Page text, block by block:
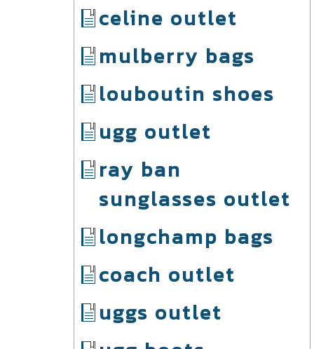
celine outlet
mulberry bags
louboutin shoes
ugg outlet
ray ban
sunglasses outlet
longchamp bags
coach outlet
uggs outlet